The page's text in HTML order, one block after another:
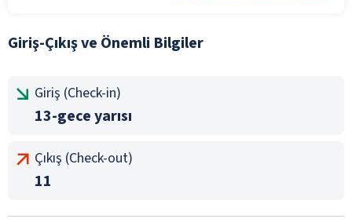
Giriş-Çıkış ve Önemli Bilgiler
Giriş (Check-in)
13-gece yarısı
Çıkış (Check-out)
11